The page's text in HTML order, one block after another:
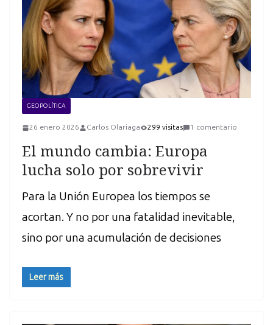
GEOPOLÍTICA
26 enero 2026 Carlos Olariaga 299 visitas 1 comentario
El mundo cambia: Europa
lucha solo por sobrevivir
Para la Unión Europea los tiempos se
acortan. Y no por una fatalidad inevitable,
sino por una acumulación de decisiones
Leer más